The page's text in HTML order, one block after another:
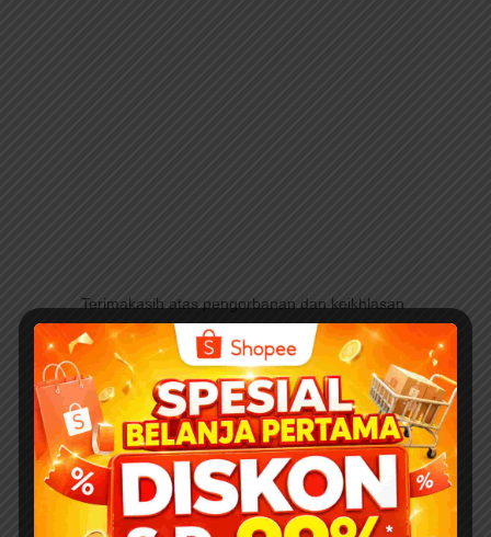
Terimakasih atas pengorbanan dan keikhlasan
Ayah Bunda dan Sahabat Literasi dalam ikut
membantu Program Gerakan Indonesia
Berbudi: Berbagi Sejuta Buku Digital Free
online agar terus update setiap hari menuju
target konten 1 juta buku anak digital pada 17
Agustus 2045, bertepatan dengan momentum
100 tahun usia kemerdekaan Indonesia,
dengan berdonasi/infaq ke salah satu rekening
Yayasan Sebaca Indonesia Foundation berikut